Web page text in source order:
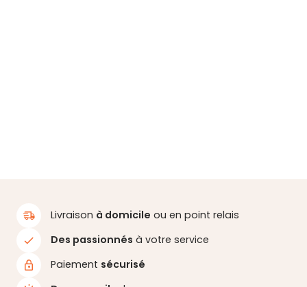
Livraison à domicile ou en point relais
Des passionnés à votre service
Paiement sécurisé